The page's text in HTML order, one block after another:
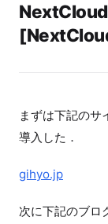
まずは下記の
導入した．
gihyo.jp
次に下記のブロ